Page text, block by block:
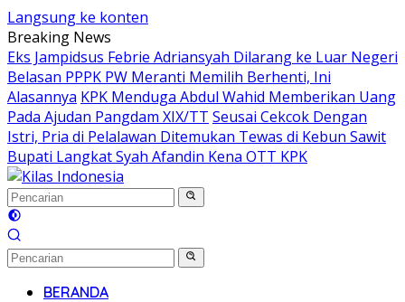
Langsung ke konten
Breaking News
Eks Jampidsus Febrie Adriansyah Dilarang ke Luar Negeri
Belasan PPPK PW Meranti Memilih Berhenti, Ini
Alasannya KPK Menduga Abdul Wahid Memberikan Uang
Pada Ajudan Pangdam XIX/TT Seusai Cekcok Dengan
Istri, Pria di Pelalawan Ditemukan Tewas di Kebun Sawit
Bupati Langkat Syah Afandin Kena OTT KPK
BERANDA